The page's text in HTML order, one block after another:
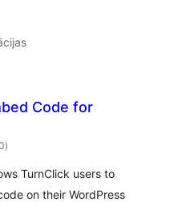
Code for
vērtējumu
kopsumma
)
TurnClick users to
on their WordPress